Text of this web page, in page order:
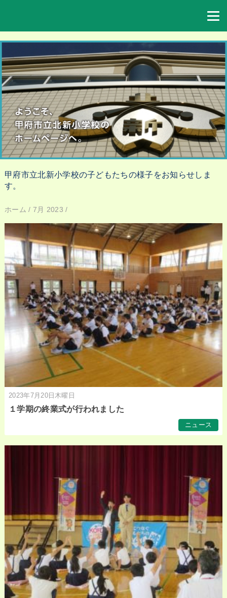
甲府市立北新小学校の子どもたちの様子をお知らせしま
す。
ホーム / 7月 2023 /
2023年7月20日木曜日
１学期の終業式が行われました
ニュース